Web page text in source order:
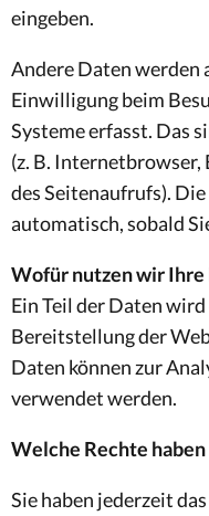
eingeben.
Andere Daten werden
Einwilligung beim
Systeme erfasst. Das
(z. B.
des Seitenaufrufs).
automatisch, sobald
Wofür nutzen wir Ihre
Ein Teil der Daten
Bereitstellung der
Daten können zur
verwendet werden.
Welche Rechte
Sie haben jederzeit